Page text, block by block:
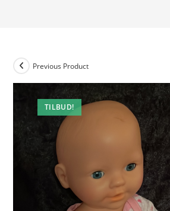
TILBUD!
Previous Product